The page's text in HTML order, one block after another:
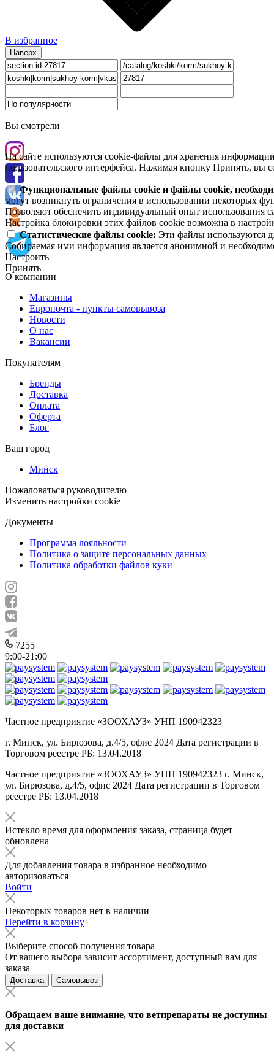
В избранное
Наверх
Вы смотрели
На сайте используются cookie-файлы для хранения
пользовательского интерфейса. Нажимая кнопку Принять, вы
Функциональные файлы cookie и файлы cookie,
могут возникнуть ограничения в использовании некоторых
Позволяют обеспечить индивидуальный опыт использования
Настройка блокировки этих файлов cookie возможна в
Статистические файлы cookie: Эти файлы используются
Собираемая ими информация является анонимной и
Настроить
Принять
О компании
Магазины
Европочта - пункты самовывоза
Новости
О нас
Вакансии
Покупателям
Бренды
Доставка
Оплата
Оферта
Блог
Ваш город
Минск
Пожаловаться руководителю
Изменить настройки cookie
Документы
Программа лояльности
Политика о защите персональных данных
Политика обработки файлов куки
7255
9:00-21:00
Частное предприятие «ЗООХАУЗ» УНП 190942323
г. Минск, ул. Бирюзова, д.4/5, офис 2024 Дата регистрации в
Торговом реестре РБ: 13.04.2018
Частное предприятие «ЗООХАУЗ» УНП 190942323 г. Минск,
ул. Бирюзова, д.4/5, офис 2024 Дата регистрации в Торговом
реестре РБ: 13.04.2018
Истекло время для оформления заказа, страница будет
обновлена
Для добавления товара в избранное необходимо
авторизоваться
Войти
Некоторых товаров нет в наличии
Перейти в корзину
Выберите способ получения товара
От вашего выбора зависит ассортимент, доступный вам для
заказа
Доставка Самовывоз
Обращаем ваше внимание, что ветпрепараты не доступны
для доставки